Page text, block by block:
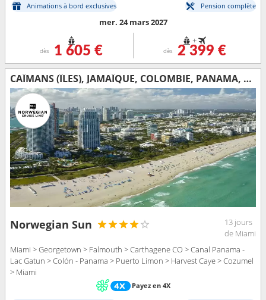
Animations à bord exclusives Pension complète
mer. 24 mars 2027
dès 1 605 €
+
dès 2 399 €
CAÏMANS (ÎLES), JAMAÏQUE, COLOMBIE, PANAMA, COSTA RICA, BELIZE, MEXIQUE, ÉTATS-UNIS
Norwegian Sun
13 jours
de Miami
Miami > Georgetown > Falmouth > Carthagene CO > Canal Panama -
Lac Gatun > Colón - Panama > Puerto Limon > Harvest Caye > Cozumel
> Miami
Payez en 4X